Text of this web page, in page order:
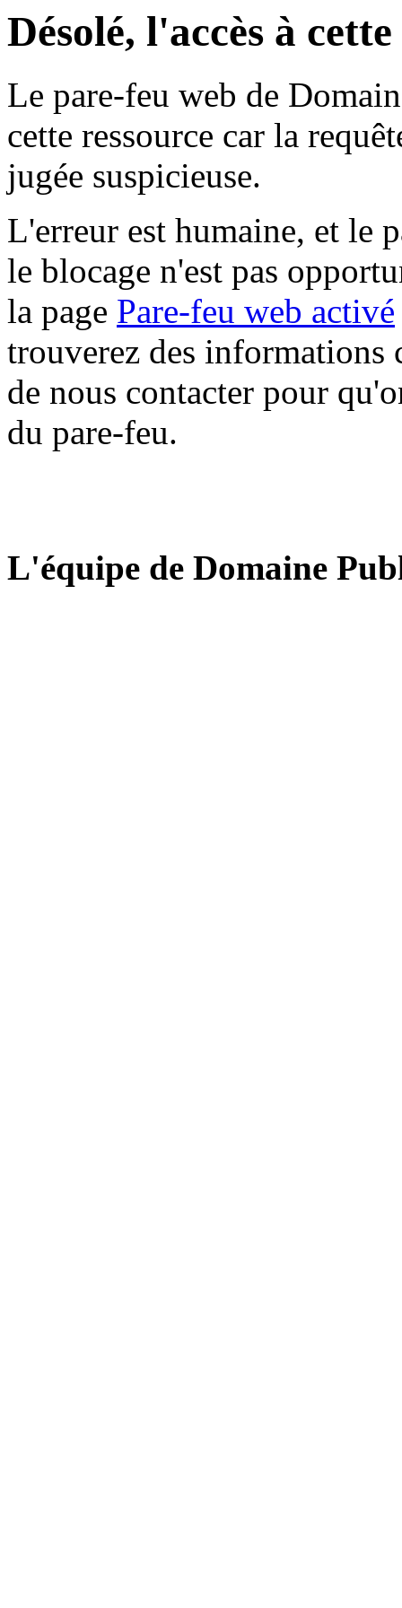
Désolé, l'accès à
Le pare-feu web de
cette ressource car la
jugée suspicieuse.
L'erreur est humaine, et le
le blocage n'est pas
la page Pare-feu web activé
trouverez des informations
de nous contacter pour
du pare-feu.
L'équipe de Domaine